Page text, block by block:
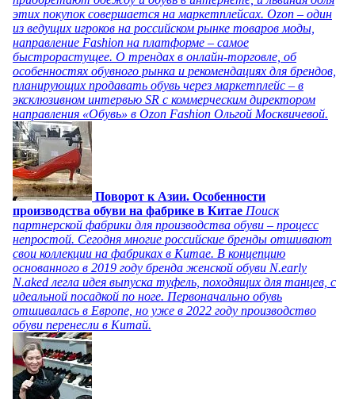
этих покупок совершается на маркетплейсах. Ozon – один
из ведущих игроков на российском рынке товаров моды,
направление Fashion на платформе – самое
быстрорастущее. О трендах в онлайн-торговле, об
особенностях обувного рынка и рекомендациях для брендов,
планирующих продавать обувь через маркетплейс – в
эксклюзивном интервью SR с коммерческим директором
направления «Обувь» в Ozon Fashion Ольгой Москвичевой.
Поворот к Азии. Особенности
производства обуви на фабрике в Китае Поиск
партнерской фабрики для производства обуви – процесс
непростой. Сегодня многие российские бренды отшивают
свои коллекции на фабриках в Китае. В концепцию
основанного в 2019 году бренда женской обуви N.early
N.aked легла идея выпуска туфель, походящих для танцев, с
идеальной посадкой по ноге. Первоначально обувь
отшивалась в Европе, но уже в 2022 году производство
обуви перенесли в Китай.